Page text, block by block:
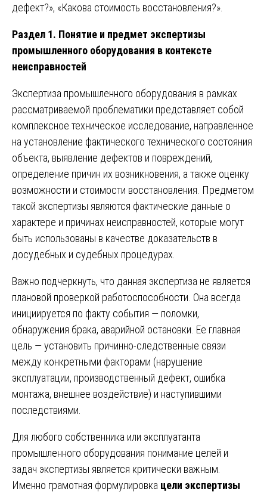
дефект?», «Какова стоимость восстановления?».
Раздел 1. Понятие и предмет экспертизы
промышленного оборудования в контексте
неисправностей
Экспертиза промышленного оборудования в рамках
рассматриваемой проблематики представляет собой
комплексное техническое исследование, направленное
на установление фактического технического состояния
объекта, выявление дефектов и повреждений,
определение причин их возникновения, а также оценку
возможности и стоимости восстановления. Предметом
такой экспертизы являются фактические данные о
характере и причинах неисправностей, которые могут
быть использованы в качестве доказательств в
досудебных и судебных процедурах.
Важно подчеркнуть, что данная экспертиза не является
плановой проверкой работоспособности. Она всегда
инициируется по факту события — поломки,
обнаружения брака, аварийной остановки. Ее главная
цель — установить причинно-следственные связи
между конкретными факторами (нарушение
эксплуатации, производственный дефект, ошибка
монтажа, внешнее воздействие) и наступившими
последствиями.
Для любого собственника или эксплуатанта
промышленного оборудования понимание целей и
задач экспертизы является критически важным.
Именно грамотная формулировка цели экспертизы